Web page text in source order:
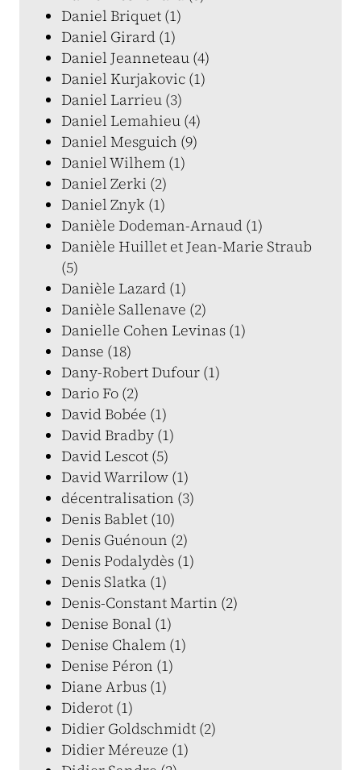
Daniel Briquet (1)
Daniel Girard (1)
Daniel Jeanneteau (4)
Daniel Kurjakovic (1)
Daniel Larrieu (3)
Daniel Lemahieu (4)
Daniel Mesguich (9)
Daniel Wilhem (1)
Daniel Zerki (2)
Daniel Znyk (1)
Danièle Dodeman-Arnaud (1)
Danièle Huillet et Jean-Marie Straub
(5)
Danièle Lazard (1)
Danièle Sallenave (2)
Danielle Cohen Levinas (1)
Danse (18)
Dany-Robert Dufour (1)
Dario Fo (2)
David Bobée (1)
David Bradby (1)
David Lescot (5)
David Warrilow (1)
décentralisation (3)
Denis Bablet (10)
Denis Guénoun (2)
Denis Podalydès (1)
Denis Slatka (1)
Denis-Constant Martin (2)
Denise Bonal (1)
Denise Chalem (1)
Denise Péron (1)
Diane Arbus (1)
Diderot (1)
Didier Goldschmidt (2)
Didier Méreuze (1)